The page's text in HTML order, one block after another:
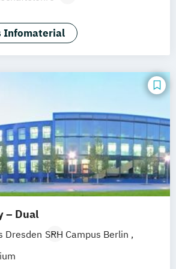
Erfurt
Infomaterial
– Dual
Dresden SRH Campus Berlin
Hamburg